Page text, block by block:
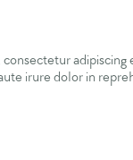
irure dolor in